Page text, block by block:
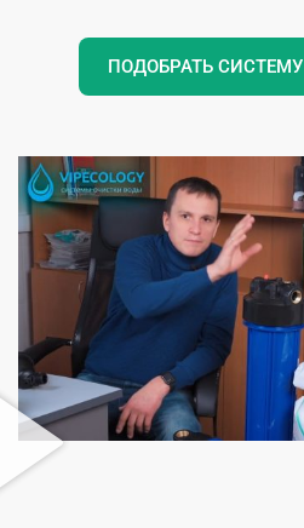
ПОДОБРАТЬ СИСТЕМУ